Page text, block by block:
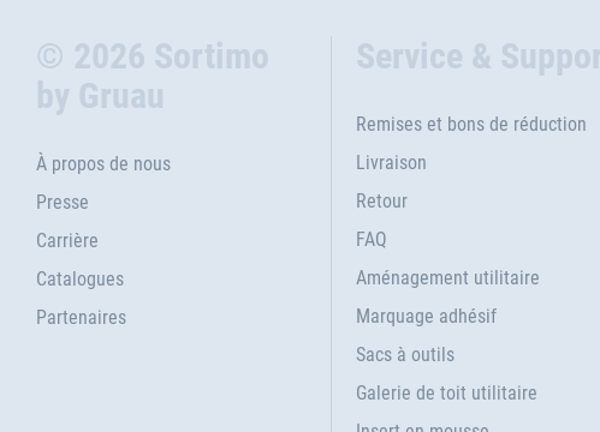
© 2026 Sortimo
by Gruau
À propos de nous
Presse
Carrière
Catalogues
Partenaires
Service &
Remises et bons de réduction
Livraison
Retour
FAQ
Aménagement utilitaire
Marquage adhésif
Sacs à outils
Galerie de toit utilitaire